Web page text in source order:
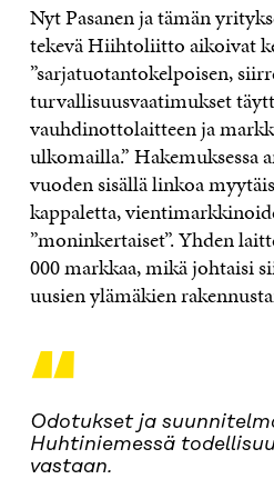
Nyt Pasanen ja tämän
tekevä Hiihtoliitto aikoivat
”sarjatuotantokelpoisen,
turvallisuusvaatimukset
vauhdinottolaitteen ja
ulkomailla.”
vuoden sisällä linkoa
kappaletta,
”moninkertaiset”. Yhden
000 markkaa, mikä johtaisi
uusien ylämäkien
“
Odotukset ja
Huhtiniemessä
vastaan.